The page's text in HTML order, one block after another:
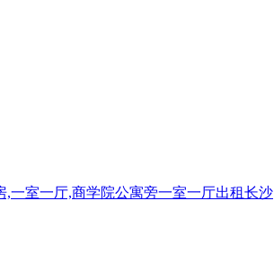
,一室一厅,商学院公寓旁一室一厅出租长沙